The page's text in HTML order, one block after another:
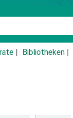
Bibliotheken